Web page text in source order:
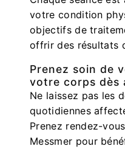
votre condition
objectifs de
offrir des résultats
Prenez soin de
votre corps dès
Ne laissez pas les
quotidiennes
Prenez rendez-
Messmer pour